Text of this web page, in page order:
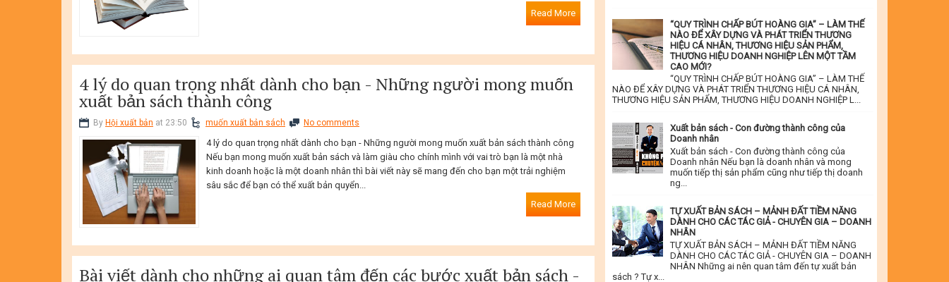
Read More
4 lý do quan trọng nhất dành cho bạn - Những người mong muốn
xuất bản sách thành công
By Hội xuất bản at 23:50 muốn xuất bản sách No comments
4 lý do quan trọng nhất dành cho bạn - Những người mong muốn xuất bản sách thành công
Nếu bạn mong muốn xuất bản sách và làm giàu cho chính mình với vai trò bạn là một nhà
kinh doanh hoặc là một doanh nhân thì bài viết này sẽ mang đến cho bạn một trải nghiệm
sâu sắc để bạn có thể xuất bản quyển...
Read More
Bài viết dành cho những ai quan tâm đến các bước xuất bản sách -
“QUY TRÌNH CHẤP BÚT HOÀNG GIA” – LÀM THẾ
NÀO ĐỂ XÂY DỰNG VÀ PHÁT TRIỂN THƯƠNG
HIỆU CÁ NHÂN, THƯƠNG HIỆU SẢN PHẨM,
THƯƠNG HIỆU DOANH NGHIỆP LÊN MỘT TẦM
CAO MỚI?
“QUY TRÌNH CHẤP BÚT HOÀNG GIA” – LÀM THẾ
NÀO ĐỂ XÂY DỰNG VÀ PHÁT TRIỂN THƯƠNG HIỆU CÁ NHÂN,
THƯƠNG HIỆU SẢN PHẨM, THƯƠNG HIỆU DOANH NGHIỆP L...
Xuất bản sách - Con đường thành công của
Doanh nhân
Xuất bản sách - Con đường thành công của
Doanh nhân Nếu bạn là doanh nhân và mong
muốn tiếp thị sản phẩm cũng như tiếp thị doanh
ng...
TỰ XUẤT BẢN SÁCH – MẢNH ĐẤT TIỀM NĂNG
DÀNH CHO CÁC TÁC GIẢ - CHUYÊN GIA – DOANH
NHÂN
TỰ XUẤT BẢN SÁCH – MẢNH ĐẤT TIỀM NĂNG
DÀNH CHO CÁC TÁC GIẢ - CHUYÊN GIA – DOANH
NHÂN Những ai nên quan tâm đến tự xuất bản
sách ? Tự x...